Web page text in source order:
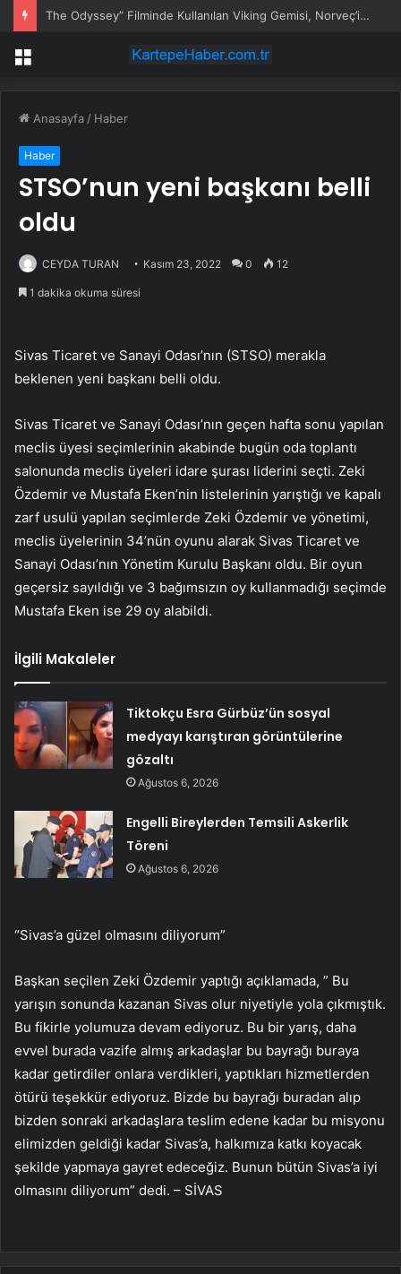
The Odyssey” Filminde Kullanılan Viking Gemisi, Norveç’in Başkenti Oslo’da Ziyarete Açıldı
Menü
Anasayfa / Haber
Haber
STSO’nun yeni başkanı belli
oldu
CEYDA TURAN Kasım 23, 2022 0 12
1 dakika okuma süresi
Sivas Ticaret ve Sanayi Odası’nın (STSO) merakla
beklenen yeni başkanı belli oldu.
Sivas Ticaret ve Sanayi Odası’nın geçen hafta sonu yapılan
meclis üyesi seçimlerinin akabinde bugün oda toplantı
salonunda meclis üyeleri idare şurası liderini seçti. Zeki
Özdemir ve Mustafa Eken’nin listelerinin yarıştığı ve kapalı
zarf usulü yapılan seçimlerde Zeki Özdemir ve yönetimi,
meclis üyelerinin 34’nün oyunu alarak Sivas Ticaret ve
Sanayi Odası’nın Yönetim Kurulu Başkanı oldu. Bir oyun
geçersiz sayıldığı ve 3 bağımsızın oy kullanmadığı seçimde
Mustafa Eken ise 29 oy alabildi.
İlgili Makaleler
Tiktokçu Esra Gürbüz’ün sosyal
medyayı karıştıran görüntülerine
gözaltı
Ağustos 6, 2026
Engelli Bireylerden Temsili Askerlik
Töreni
Ağustos 6, 2026
“Sivas’a güzel olmasını diliyorum”
Başkan seçilen Zeki Özdemir yaptığı açıklamada, ” Bu
yarışın sonunda kazanan Sivas olur niyetiyle yola çıkmıştık.
Bu fikirle yolumuza devam ediyoruz. Bu bir yarış, daha
evvel burada vazife almış arkadaşlar bu bayrağı buraya
kadar getirdiler onlara verdikleri, yaptıkları hizmetlerden
ötürü teşekkür ediyoruz. Bizde bu bayrağı buradan alıp
bizden sonraki arkadaşlara teslim edene kadar bu misyonu
elimizden geldiği kadar Sivas’a, halkımıza katkı koyacak
şekilde yapmaya gayret edeceğiz. Bunun bütün Sivas’a iyi
olmasını diliyorum” dedi. – SİVAS